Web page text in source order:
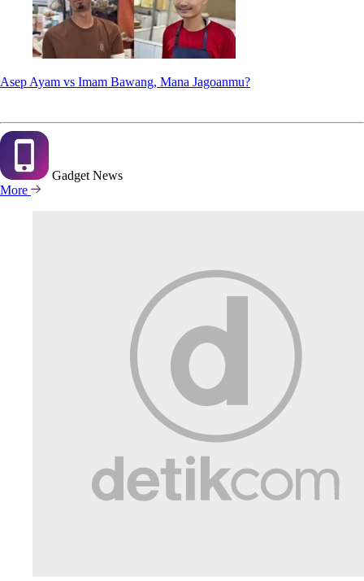
Asep Ayam vs Imam Bawang, Mana Jagoanmu?
Gadget News
More